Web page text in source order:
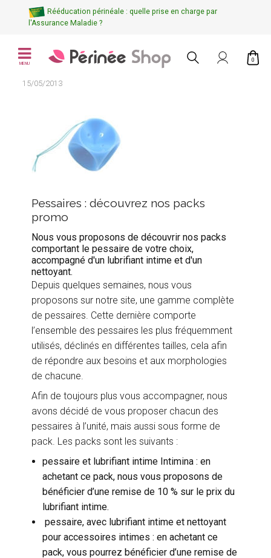
Rééducation périnéale : quelle prise en charge par
l'Assurance Maladie ?
MENU
0
15/05/2013
Pessaires : découvrez nos packs
promo
Nous vous proposons de découvrir nos packs
comportant le pessaire de votre choix,
accompagné d'un lubrifiant intime et d'un
nettoyant.
Depuis quelques semaines, nous vous
proposons sur notre site, une gamme complète
de pessaires. Cette dernière comporte
l’ensemble des pessaires les plus fréquemment
utilisés, déclinés en différentes tailles, cela afin
de répondre aux besoins et aux morphologies
de chacune.
Afin de toujours plus vous accompagner, nous
avons décidé de vous proposer chacun des
pessaires à l’unité, mais aussi sous forme de
pack. Les packs sont les suivants :
pessaire et lubrifiant intime Intimina : en
achetant ce pack, nous vous proposons de
bénéficier d’une remise de 10 % sur le prix du
lubrifiant intime.
pessaire, avec lubrifiant intime et nettoyant
pour accessoires intimes : en achetant ce
pack, vous pourrez bénéficier d’une remise de